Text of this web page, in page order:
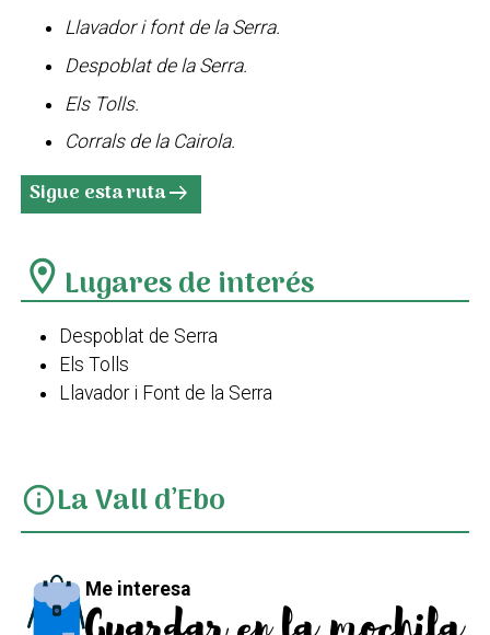
Llavador i font de la Serra.
Despoblat de la Serra.
Els Tolls.
Corrals de la Cairola.
Sigue esta rutaarrow_right_alt
location_on Lugares de interés
Despoblat de Serra
Els Tolls
Llavador i Font de la Serra
infoLa Vall d’Ebo
Me interesa